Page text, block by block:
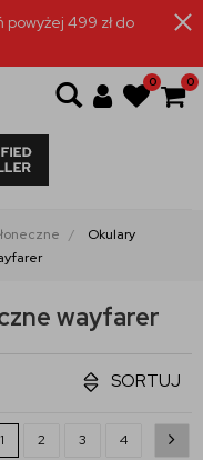
powyżej 499 zł do
0 0
Okulary
wayfarer
SORTUJ
1 2 3 4